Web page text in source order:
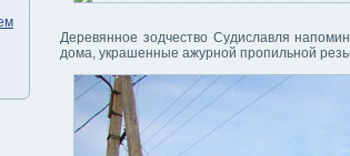
Деревянное зодчество Судиславля
дома, украшенные ажурной пропильной